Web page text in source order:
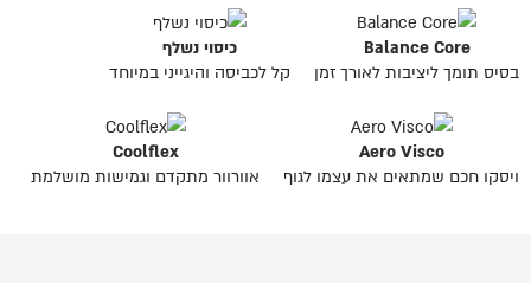
Balance Core
בסיס תומך ליציבות לאורך זמן
כיסוי נשלף
קל לכביסה והיגייני במיוחד
Aero Visco
ויסקו חכם שמתאים את עצמו לגוף
Coolflex
אוורוור מתקדם וגמישות מושלמת